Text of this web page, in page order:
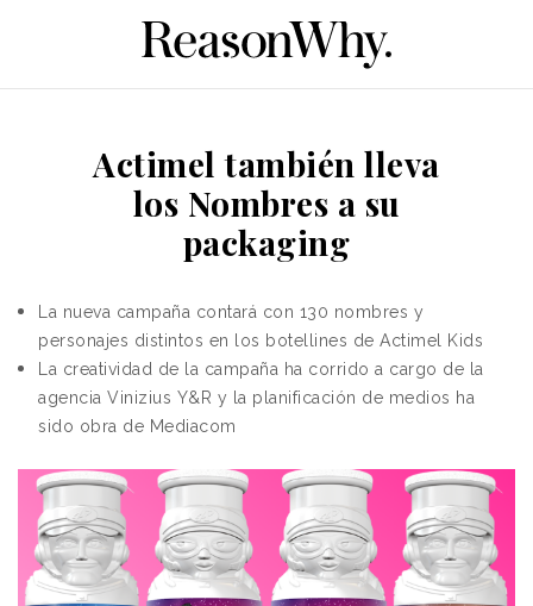
Actimel también lleva
los Nombres a su
packaging
La nueva campaña contará con 130 nombres y
personajes distintos en los botellines de Actimel Kids
La creatividad de la campaña ha corrido a cargo de la
agencia Vinizius Y&R y la planificación de medios ha
sido obra de Mediacom